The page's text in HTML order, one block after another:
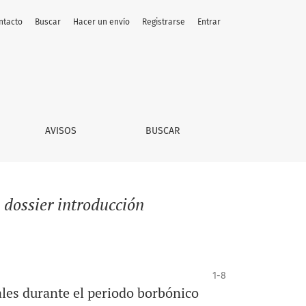
AVISOS BUSCAR
Buscar Hacer un envío Registrarse Entrar
introducción
1-8
durante el periodo borbónico